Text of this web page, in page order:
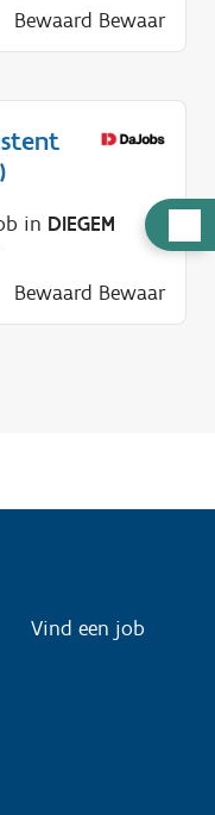
u
l
p
?
Bewaard Bewaar
in DIEGEM
Bewaard Bewaar
Vind een job